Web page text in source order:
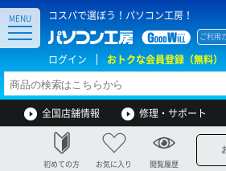
コスパで選ぼう！パソコン工房！
ご利用
ログイン おトクな会員登録（無料）
MENU
全国店舗情報 修理・サポート
初めての方 お気に入り 閲覧履歴